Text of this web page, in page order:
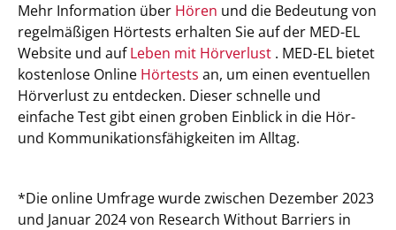
Mehr Information über Hören und die Bedeutung von
regelmäßigen Hörtests erhalten Sie auf der MED-EL
Website und aufLeben mit Hörverlust . MED-EL bietet
kostenlose Online Hörtests an, um einen eventuellen
Hörverlust zu entdecken. Dieser schnelle und
einfache Test gibt einen groben Einblick in die Hör-
und Kommunikationsfähigkeiten im Alltag.
*Die online Umfrage wurde zwischen Dezember 2023
und Januar 2024 von Research Without Barriers in